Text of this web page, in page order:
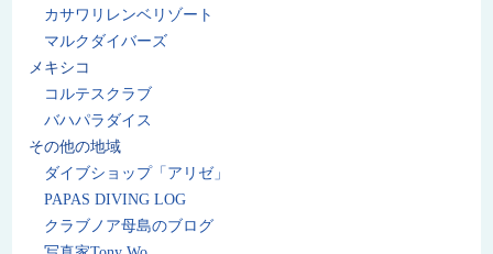
カサワリレンベリゾート
マルクダイバーズ
メキシコ
コルテスクラブ
バハパラダイス
その他の地域
ダイブショップ「アリゼ」
PAPAS DIVING LOG
クラブノア母島のブログ